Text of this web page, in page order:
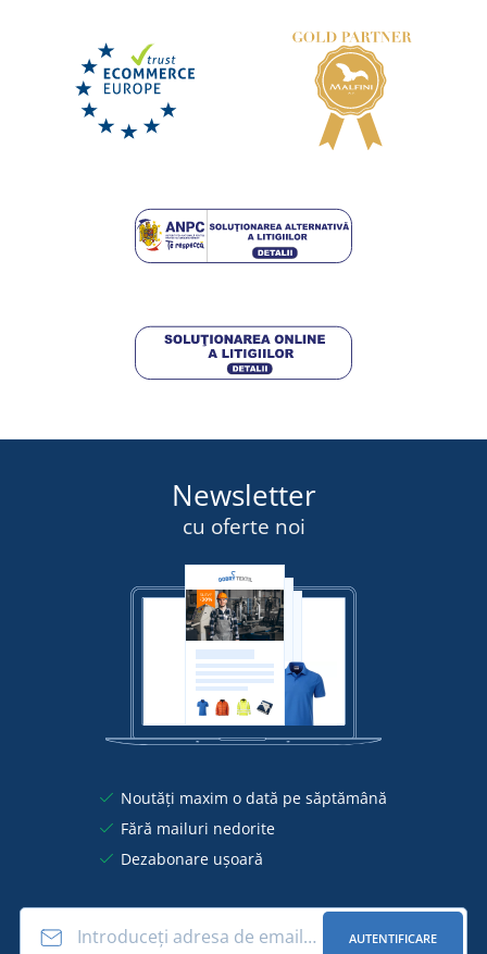
Newsletter
cu oferte noi
Noutăți maxim o dată pe săptămână
Fără mailuri nedorite
Dezabonare ușoară
AUTENTIFICARE